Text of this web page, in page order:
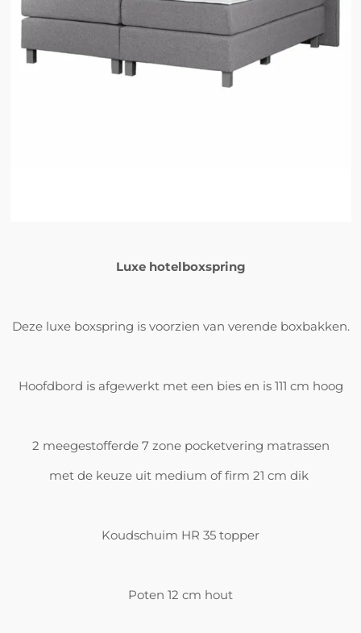
Luxe hotelboxspring
Deze luxe boxspring is voorzien van verende boxbakken.
Hoofdbord is afgewerkt met een bies en is 111 cm hoog
2 meegestofferde 7 zone pocketvering matrassen
met de keuze uit medium of firm 21 cm dik
Koudschuim HR 35 topper
Poten 12 cm hout